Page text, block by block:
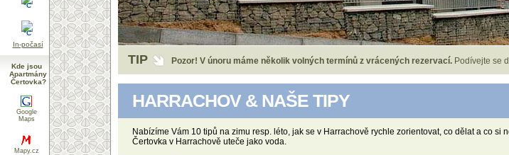
TIP Facebook.Staňte se našimi fanoušky na Facebooku. Buďte s námi v kontaktu, žádná
HARRACHOV & NAŠE TIPY
Nabízíme Vám 10 tipů na zimu resp. léto, jak se v Harrachově rychle zorientovat, co dělat a co si
Čertovka v Harrachově uteče jako voda.
°C
°C
In-počasí
Kde jsou
Apartmány
Čertovka?
Google
Maps
Mapy.cz